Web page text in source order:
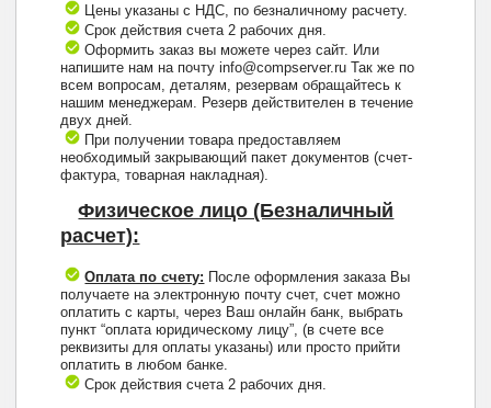
Цены указаны с НДС, по безналичному расчету.
Срок действия счета 2 рабочих дня.
Оформить заказ вы можете через сайт. Или
напишите нам на почту info@compserver.ru Так же по
всем вопросам, деталям, резервам обращайтесь к
нашим менеджерам. Резерв действителен в течение
двух дней.
При получении товара предоставляем
необходимый закрывающий пакет документов (счет-
фактура, товарная накладная).
Физическое лицо (Безналичный
расчет):
Оплата по счету: После оформления заказа Вы
получаете на электронную почту счет, счет можно
оплатить с карты, через Ваш онлайн банк, выбрать
пункт “оплата юридическому лицу”, (в счете все
реквизиты для оплаты указаны) или просто прийти
оплатить в любом банке.
Срок действия счета 2 рабочих дня.